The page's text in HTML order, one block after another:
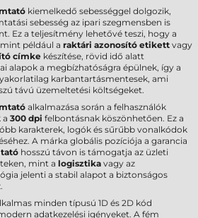
kiemelkedő sebességgel dolgozik,
sebesség az ipari szegmensben is
Ez a teljesítmény lehetővé teszi, hogy a
például a raktári azonosító etikett vagy
címke készítése, rövid idő alatt
alapok a megbízhatóságra épülnek, így a
karbantartásmentesek, ami
távú üzemeltetési költségeket.
alkalmazása során a felhasználók
a 300 dpi felbontásnak köszönhetően. Ez a
karakterek, logók és sűrűbb vonalkódok
A márka globális pozíciója a garancia
hosszú távon is támogatja az üzleti
mint a logisztika vagy az
jelenti a stabil alapot a biztonságos
minden típusú 1D és 2D kód
adatkezelési igényeket. A fém